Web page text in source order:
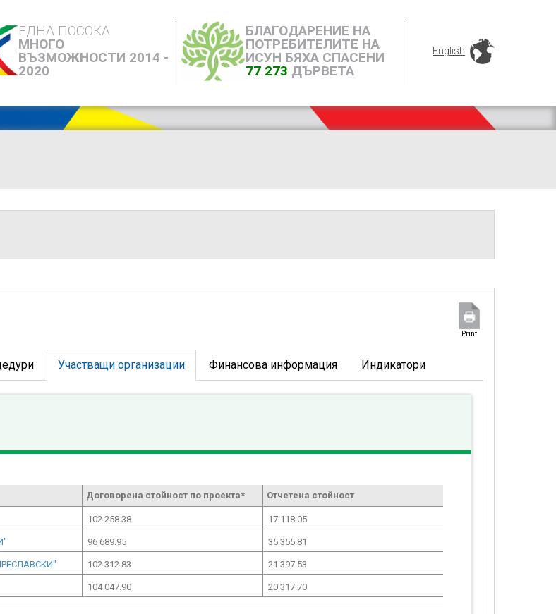
ЕДНА ПОСОКА
МНОГО
ВЪЗМОЖНОСТИ 2014 -
2020
БЛАГОДАРЕНИЕ НА
ПОТРЕБИТЕЛИТЕ НА
ИСУН БЯХА СПАСЕНИ
77 273 ДЪРВЕТА
English
Print
Участващи организации Финансова информация Индикатори
Договорена стойност по проекта* Отчетена стойност
102 258.38 17 118.05
96 689.95 35 355.81
102 312.83 21 397.53
104 047.90 20 317.70